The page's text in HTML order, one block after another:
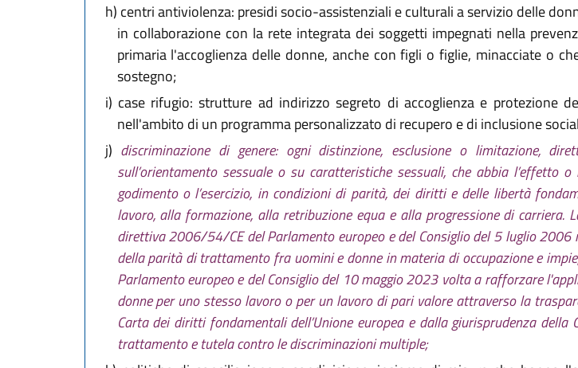
h) centri antiviolenza: presidi socio-assistenziali e culturali a servizio delle
in collaborazione con la rete integrata dei soggetti impegnati nella
primaria l'accoglienza delle donne, anche con figli o figlie, minacciate o
sostegno;
i) case rifugio: strutture ad indirizzo segreto di accoglienza e
nell'ambito di un programma personalizzato di recupero e di inclusione
j) discriminazione di genere: ogni distinzione, esclusione o limitazione,
sull’orientamento sessuale o su caratteristiche sessuali, che abbia
godimento o l’esercizio, in condizioni di parità, dei diritti e delle libertà
lavoro, alla formazione, alla retribuzione equa e alla progressione di carriera.
direttiva 2006/54/CE del Parlamento europeo e del Consiglio del 5 luglio
della parità di trattamento fra uomini e donne in materia di occupazione e
Parlamento europeo e del Consiglio del 10 maggio 2023 volta a rafforzare
donne per uno stesso lavoro o per un lavoro di pari valore attraverso la
Carta dei diritti fondamentali dell’Unione europea e dalla giurisprudenza
trattamento e tutela contro le discriminazioni multiple;